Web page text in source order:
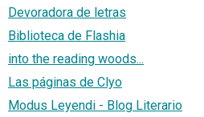
Devoradora de letras
Biblioteca de Flashia
into the reading woods...
Las páginas de Clyo
Modus Leyendi - Blog Literario